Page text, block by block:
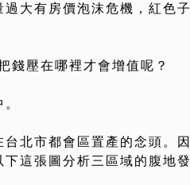
大有房價泡沫危機，紅色子
錢壓在哪裡才會增值呢？
北市都會區置產的念頭。因
這張圖分析三區域的腹地發